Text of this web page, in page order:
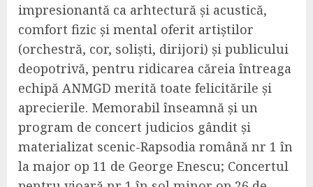
impresionantă ca arhtectură și acustică,
comfort fizic și mental oferit artiștilor
(orchestră, cor, soliști, dirijori) și publicului
deopotrivă, pentru ridicarea căreia întreaga
echipă ANMGD merită toate felicitările și
aprecierile. Memorabil înseamnă și un
program de concert judicios gândit și
materializat scenic-Rapsodia română nr 1 în
la major op 11 de George Enescu; Concertul